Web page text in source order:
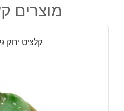
-
מוצרים
קלציט ירוק